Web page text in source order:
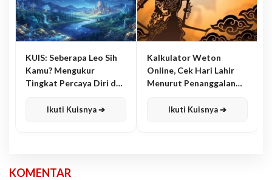
KUIS: Seberapa Leo Sih
Kamu? Mengukur
Tingkat Percaya Diri dan
Ikuti Kuisnya ➔
Kalkulator Weton
Online, Cek Hari Lahir
Menurut Penanggalan
Ikuti Kuisnya ➔
KOMENTAR